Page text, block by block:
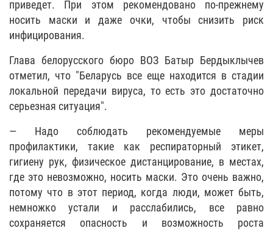
приведет. При этом рекомендовано по-прежнему
носить маски и даже очки, чтобы снизить риск
инфицирования.
Глава белорусского бюро ВОЗ Батыр Бердыклычев
отметил, что "Беларусь все еще находится в стадии
локальной передачи вируса, то есть это достаточно
серьезная ситуация".
— Надо соблюдать рекомендуемые меры
профилактики, такие как респираторный этикет,
гигиену рук, физическое дистанцирование, в местах,
где это невозможно, носить маски. Это очень важно,
потому что в этот период, когда люди, может быть,
немножко устали и расслабились, все равно
сохраняется опасность и возможность роста